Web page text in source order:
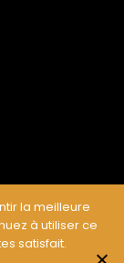
Concept
la meilleure
à utiliser ce
satisfait.